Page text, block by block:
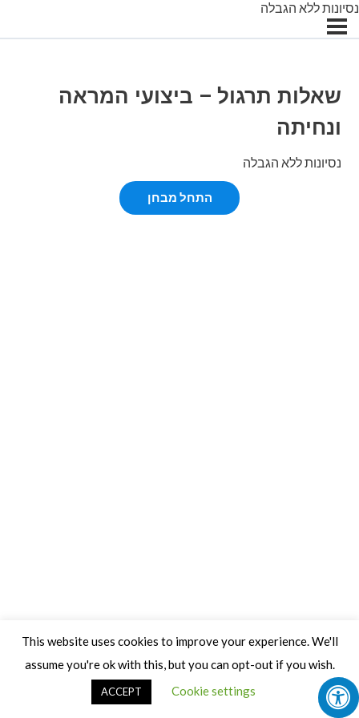
נסיונות ללא הגבלה
שאלות תרגול – ביצועי המראה
ונחיתה
נסיונות ללא הגבלה
This website uses cookies to improve your experience. We'll
assume you're ok with this, but you can opt-out if you wish.
Cookie settings
ACCEPT